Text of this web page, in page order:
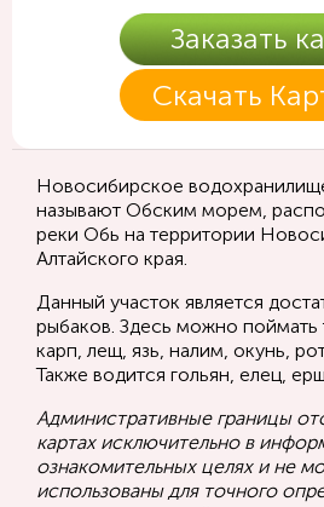
Заказать
Скачать
Новосибирское
называют Обским морем,
реки Обь на территории
Алтайского края.
Данный участок является
рыбаков. Здесь можно поймать
карп, лещ, язь, налим, окунь,
Также водится гольян, елец,
Административные границы
картах исключительно в
ознакомительных целях и не
использованы для точного